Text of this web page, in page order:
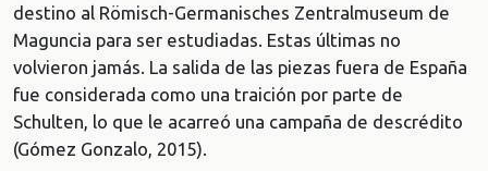
destino al Römisch-Germanisches Zentralmuseum de
Maguncia para ser estudiadas. Estas últimas no
volvieron jamás. La salida de las piezas fuera de España
fue considerada como una traición por parte de
Schulten, lo que le acarreó una campaña de descrédito
(Gómez Gonzalo, 2015).